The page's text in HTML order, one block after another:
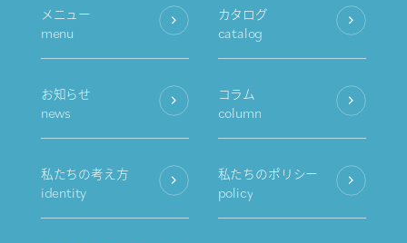
メニュー
menu
カタログ
catalog
お知らせ
news
コラム
column
私たちの考え方
identity
私たちのポリシー
policy